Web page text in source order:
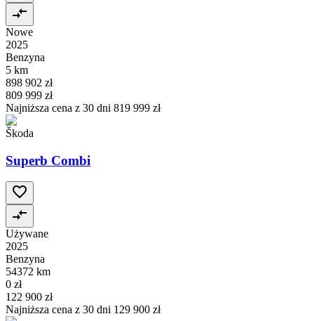
Nowe
2025
Benzyna
5 km
898 902 zł
809 999 zł
Najniższa cena z 30 dni 819 999 zł
Škoda
Superb Combi
Używane
2025
Benzyna
54372 km
0 zł
122 900 zł
Najniższa cena z 30 dni 129 900 zł